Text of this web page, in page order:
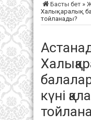
Басты бет »
Халықаралық
тойланады?
күні